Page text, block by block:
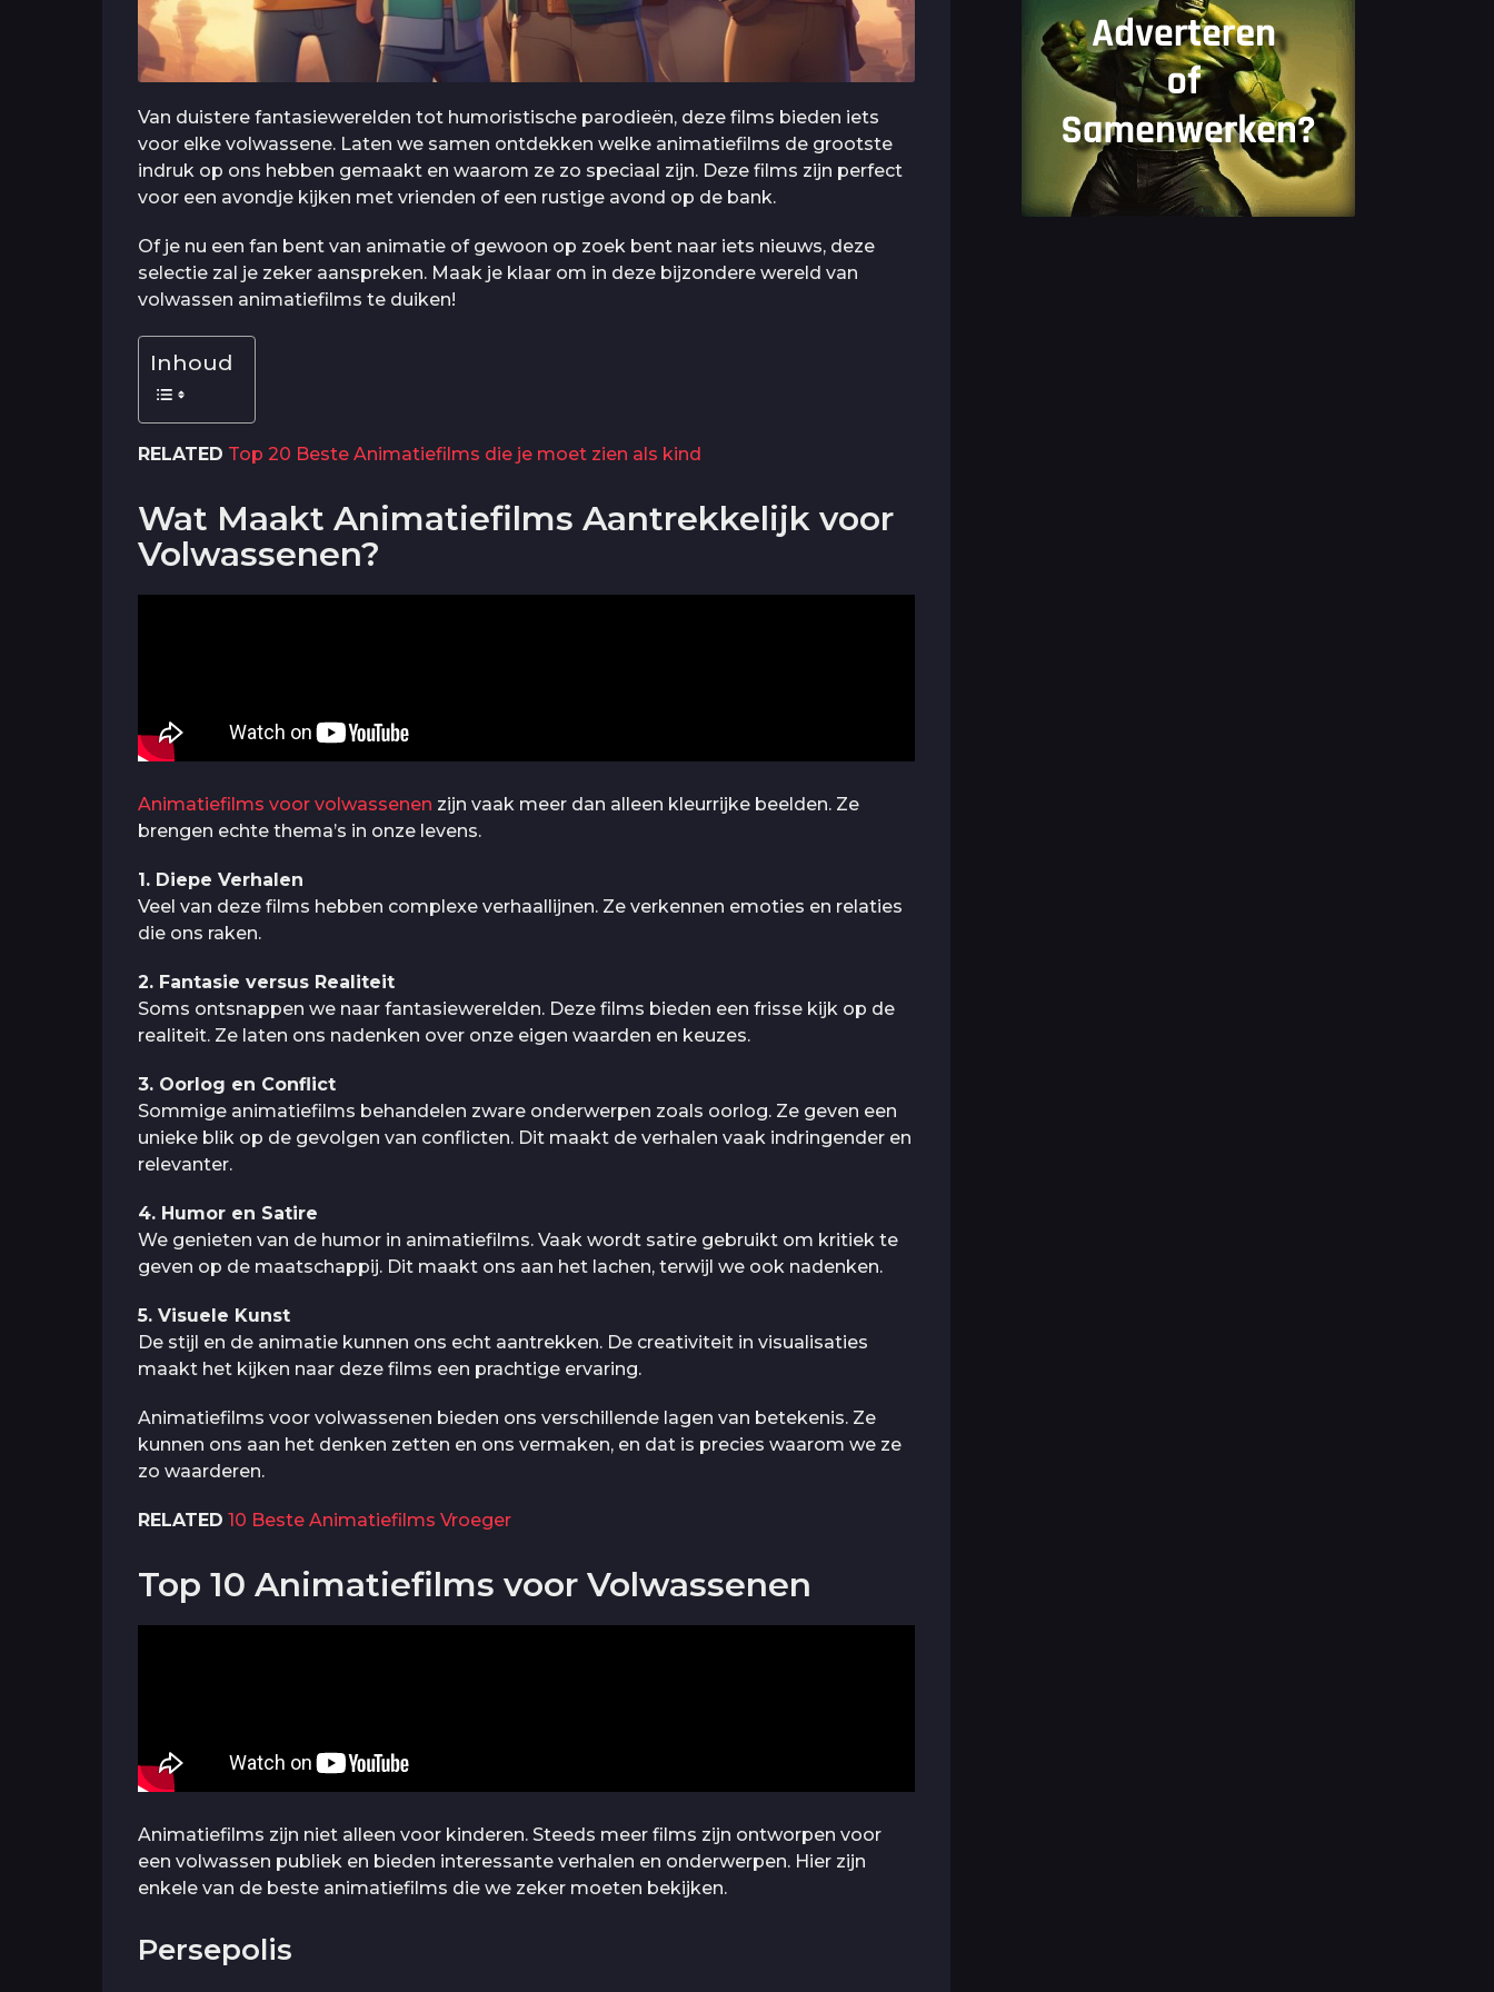
Van duistere fantasiewerelden tot humoristische parodieën, deze films bieden iets
voor elke volwassene. Laten we samen ontdekken welke animatiefilms de grootste
indruk op ons hebben gemaakt en waarom ze zo speciaal zijn. Deze films zijn perfect
voor een avondje kijken met vrienden of een rustige avond op de bank.
Of je nu een fan bent van animatie of gewoon op zoek bent naar iets nieuws, deze
selectie zal je zeker aanspreken. Maak je klaar om in deze bijzondere wereld van
volwassen animatiefilms te duiken!
Inhoud
RELATED Top 20 Beste Animatiefilms die je moet zien als kind
Wat Maakt Animatiefilms Aantrekkelijk voor
Volwassenen?
Animatiefilms voor volwassenen zijn vaak meer dan alleen kleurrijke beelden. Ze
brengen echte thema’s in onze levens.
1. Diepe Verhalen
Veel van deze films hebben complexe verhaallijnen. Ze verkennen emoties en relaties
die ons raken.
2. Fantasie versus Realiteit
Soms ontsnappen we naar fantasiewerelden. Deze films bieden een frisse kijk op de
realiteit. Ze laten ons nadenken over onze eigen waarden en keuzes.
3. Oorlog en Conflict
Sommige animatiefilms behandelen zware onderwerpen zoals oorlog. Ze geven een
unieke blik op de gevolgen van conflicten. Dit maakt de verhalen vaak indringender en
relevanter.
4. Humor en Satire
We genieten van de humor in animatiefilms. Vaak wordt satire gebruikt om kritiek te
geven op de maatschappij. Dit maakt ons aan het lachen, terwijl we ook nadenken.
5. Visuele Kunst
De stijl en de animatie kunnen ons echt aantrekken. De creativiteit in visualisaties
maakt het kijken naar deze films een prachtige ervaring.
Animatiefilms voor volwassenen bieden ons verschillende lagen van betekenis. Ze
kunnen ons aan het denken zetten en ons vermaken, en dat is precies waarom we ze
zo waarderen.
RELATED 10 Beste Animatiefilms Vroeger
Top 10 Animatiefilms voor Volwassenen
Animatiefilms zijn niet alleen voor kinderen. Steeds meer films zijn ontworpen voor
een volwassen publiek en bieden interessante verhalen en onderwerpen. Hier zijn
enkele van de beste animatiefilms die we zeker moeten bekijken.
Persepolis